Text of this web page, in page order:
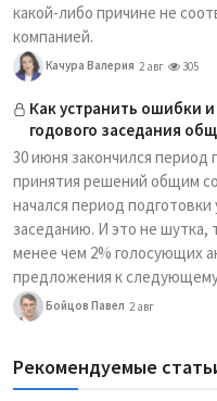
какой-либо причине не
компанией.
Качура Валерия 2 авг 305
Как устранить ошибки
годового заседания
30 июня закончился период
принятия решений общим
начался период
заседанию. И это не шутка,
менее чем 2% голосующих
предложения к следующему
Бойцов Павел 2 авг
Рекомендуемые